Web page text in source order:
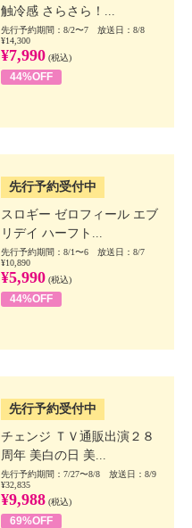
触冷感 さらさら！...
先行予約期間：8/2〜7 放送日：8/8
¥14,300
¥7,990 (税込)
44%OFF
先行予約受付中
スロギー ゼロフィール エブ
リデイ ハーフト...
先行予約期間：8/1〜6 放送日：8/7
¥10,890
¥5,990 (税込)
44%OFF
先行予約受付中
チェンジ ＴＶ通販出演２８
周年 美白の日 美...
先行予約期間：7/27〜8/8 放送日：8/9
¥32,835
¥9,988 (税込)
69%OFF